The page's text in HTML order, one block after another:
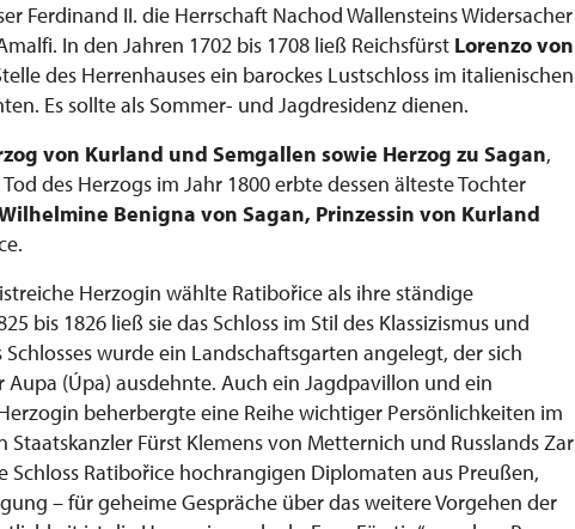
Ferdinand II. die Herrschaft Nachod Wallensteins Widersacher
In den Jahren 1702 bis 1708 ließ Reichsfürst Lorenzo von
des Herrenhauses ein barockes Lustschloss im italienischen
Es sollte als Sommer- und Jagdresidenz dienen.
von Kurland und Semgallen sowie Herzog zu Sagan,
des Herzogs im Jahr 1800 erbte dessen älteste Tochter
Benigna von Sagan, Prinzessin von Kurland
Herzogin wählte Ratibořice als ihre ständige
bis 1826 ließ sie das Schloss im Stil des Klassizismus und
wurde ein Landschaftsgarten angelegt, der sich
Aupa (Úpa) ausdehnte. Auch ein Jagdpavillon und ein
beherbergte eine Reihe wichtiger Persönlichkeiten im
Staatskanzler Fürst Klemens von Metternich und Russlands Zar
Schloss Ratibořice hochrangigen Diplomaten aus Preußen,
– für geheime Gespräche über das weitere Vorgehen der